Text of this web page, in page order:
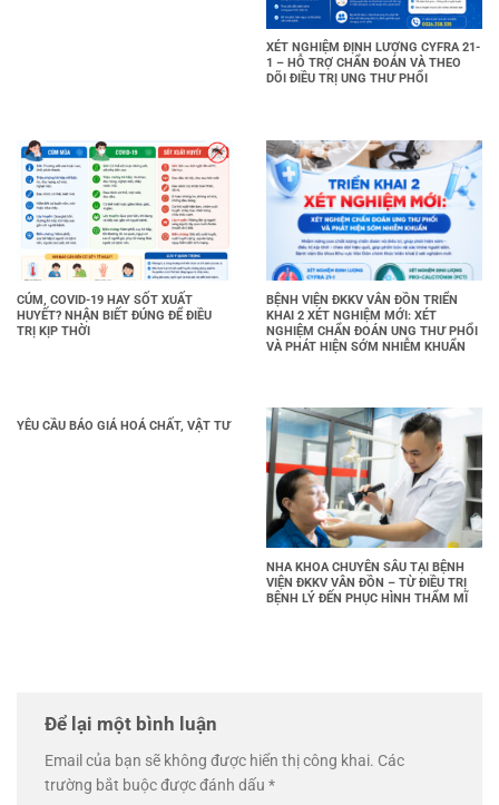
XÉT NGHIỆM ĐỊNH LƯỢNG CYFRA 21-
1 – HỖ TRỢ CHẨN ĐOÁN VÀ THEO
DÕI ĐIỀU TRỊ UNG THƯ PHỔI
CÚM, COVID-19 HAY SỐT XUẤT
HUYẾT? NHẬN BIẾT ĐÚNG ĐỂ ĐIỀU
TRỊ KỊP THỜI
BỆNH VIỆN ĐKKV VÂN ĐỒN TRIỂN
KHAI 2 XÉT NGHIỆM MỚI: XÉT
NGHIỆM CHẨN ĐOÁN UNG THƯ PHỔI
VÀ PHÁT HIỆN SỚM NHIỄM KHUẨN
YÊU CẦU BÁO GIÁ HOÁ CHẤT, VẬT TƯ
NHA KHOA CHUYÊN SÂU TẠI BỆNH
VIỆN ĐKKV VÂN ĐỒN – TỪ ĐIỀU TRỊ
BỆNH LÝ ĐẾN PHỤC HÌNH THẨM MĨ
Để lại một bình luận
Email của bạn sẽ không được hiển thị công khai. Các
trường bắt buộc được đánh dấu *